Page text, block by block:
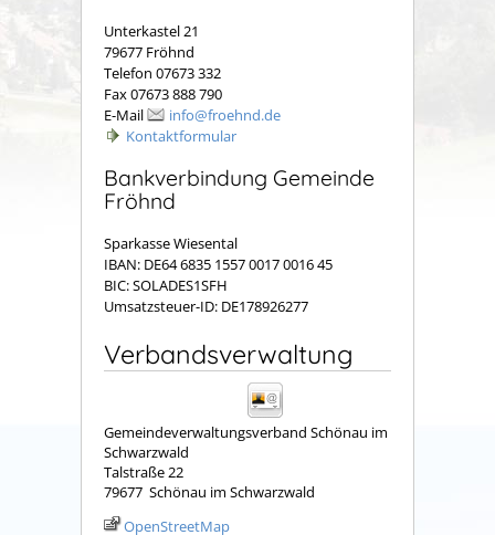
Unterkastel 21
79677 Fröhnd
Telefon 07673 332
Fax 07673 888 790
E-Mail
info@froehnd.de
Kontaktformular
Bankverbindung Gemeinde
Fröhnd
Sparkasse Wiesental
IBAN: DE64 6835 1557 0017 0016 45
BIC: SOLADES1SFH
Umsatzsteuer-ID: DE178926277
Verbandsverwaltung
Gemeindeverwaltungsverband Schönau im
Schwarzwald
Talstraße 22
79677 Schönau im Schwarzwald
OpenStreetMap